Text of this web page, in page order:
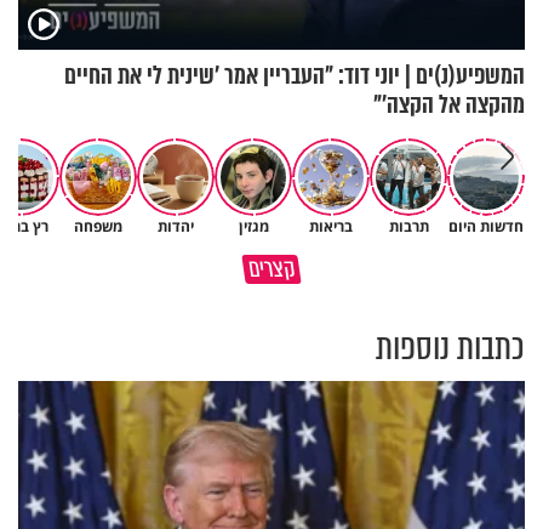
המשפיע(נ)ים | יוני דוד: "העבריין אמר 'שינית לי את החיים
מהקצה אל הקצה'"
חדשות היום תרבות בריאות מגזין יהדות משפחה רץ
קצרים
מי שאמר והיה העולם זה אבא
כתבות נוספות